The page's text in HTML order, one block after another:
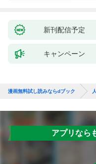
新刊配信予定
キャンペーン
漫画無料試し読みならdブック
アプリなら